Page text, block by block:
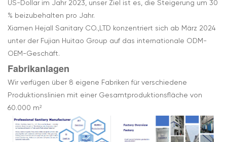
US-Dollar im Jahr 2023, unser Ziel ist es, die Steigerung um 30
% beizubehalten pro Jahr.
Xiamen Hejall Sanitary CO.,LTD konzentriert sich ab März 2024
unter der Fujian Huitao Group auf das internationale ODM-
OEM-Geschäft.
Fabrikanlagen
Wir verfügen über 8 eigene Fabriken für verschiedene
Produktionslinien mit einer Gesamtproduktionsfläche von
60.000 m²